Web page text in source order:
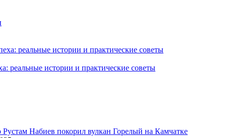
реальные истории и практические советы